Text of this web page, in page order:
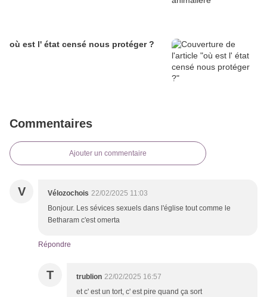
où est l' état censé nous protéger ?
Commentaires
Ajouter un commentaire
V Vélozochois 22/02/2025 11:03
Bonjour. Les sévices sexuels dans l'église tout comme le
Betharam c'est omerta
Répondre
T trublion 22/02/2025 16:57
et c' est un tort, c' est pire quand ça sort